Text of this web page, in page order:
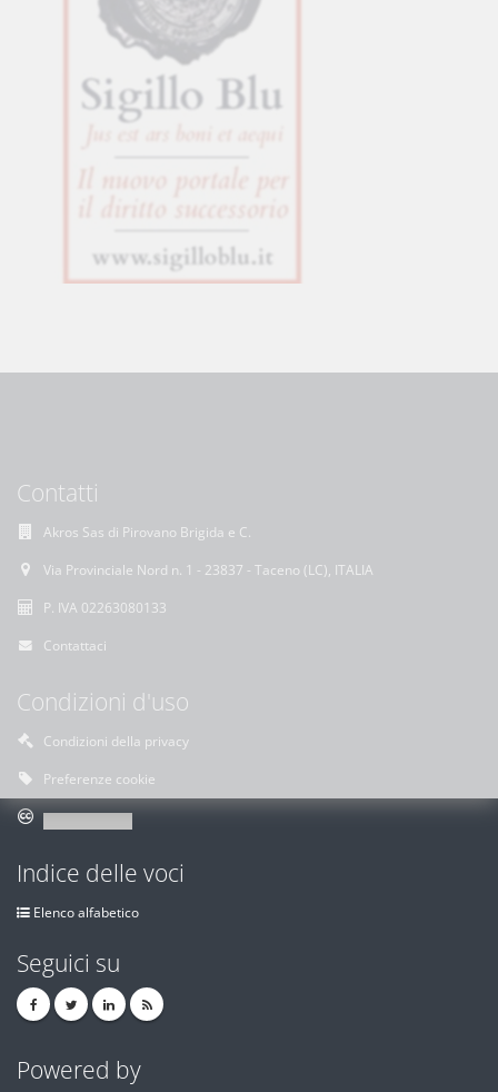
Contatti
Akros Sas di Pirovano Brigida e C.
Via Provinciale Nord n. 1 - 23837 - Taceno (LC), ITALIA
P. IVA 02263080133
Contattaci
Condizioni d'uso
Condizioni della privacy
Preferenze cookie
Indice delle voci
Elenco alfabetico
Seguici su
Powered by